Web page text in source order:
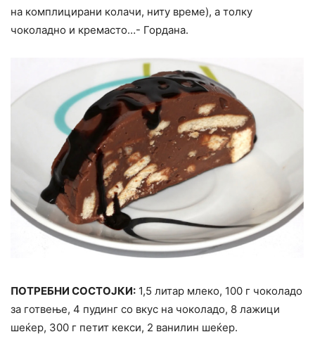
на комплицирани колачи, ниту време), а толку
чоколадно и кремасто…- Гордана.
ПОТРЕБНИ СОСТОЈКИ: 1,5 литар млеко, 100 г чоколадо
за готвење, 4 пудинг со вкус на чоколадо, 8 лажици
шеќер, 300 г петит кекси, 2 ванилин шеќер.